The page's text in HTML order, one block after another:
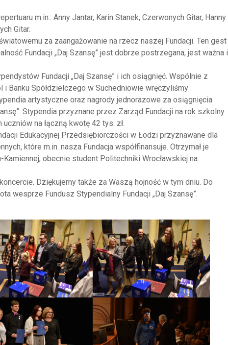
m.in.: Anny Jantar, Karin Stanek, Czerwonych Gitar, Hanny
Gitar.
za zaangażowanie na rzecz naszej Fundacji. Ten gest
Fundacji „Daj Szansę” jest dobrze postrzegana, jest ważna i
Fundacji „Daj Szansę” i ich osiągnięć. Wspólnie z
Banku Spółdzielczego w Suchedniowie wręczyliśmy
artystyczne oraz nagrody jednorazowe za osiągnięcia
Stypendia przyznane przez Zarząd Fundacji na rok szkolny
na łączną kwotę 42 tys. zł.
Edukacyjnej Przedsiębiorczości w Łodzi przyznawane dla
które m.in. nasza Fundacja współfinansuje. Otrzymał je
obecnie student Politechniki Wrocławskiej na
Dziękujemy także za Waszą hojność w tym dniu. Do
wesprze Fundusz Stypendialny Fundacji „Daj Szansę”.